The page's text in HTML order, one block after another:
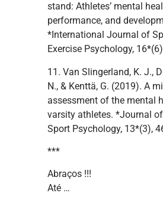
stand: Athletes’ mental
performance, and
*International Journal of
Exercise Psychology,
11. Van Slingerland, K. J.,
N., & Kenttä, G. (2019). A
assessment of the mental
varsity athletes. *Journal
Sport Psychology, 13*(3),
***
Abraços !!!
Até …